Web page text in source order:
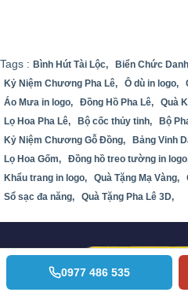
Tags : Bình Hút Tài Lộc, Biển Chức
Kỷ Niệm Chương Pha Lê,
Ô dù in logo,
Áo Mưa in logo,
Đồng Hồ Pha Lê,
Quà
Lọ Hoa Pha Lê,
Bộ cốc thủy tinh,
Bộ
Kỷ Niệm Chương Gỗ Đồng,
Bảng Vinh
Lọ Hoa Gốm,
Đồng hồ treo tường in
Khẩu trang in logo,
Quà Tặng Mạ Vàng,
Sổ sạc đa năng,
Quà Tặng Pha Lê 3D,
0977 486 535